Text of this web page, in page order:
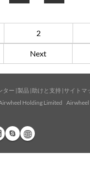
2
Next
ター |製品 |助けと支持 |サイトマ
Holding Limited Airwheel